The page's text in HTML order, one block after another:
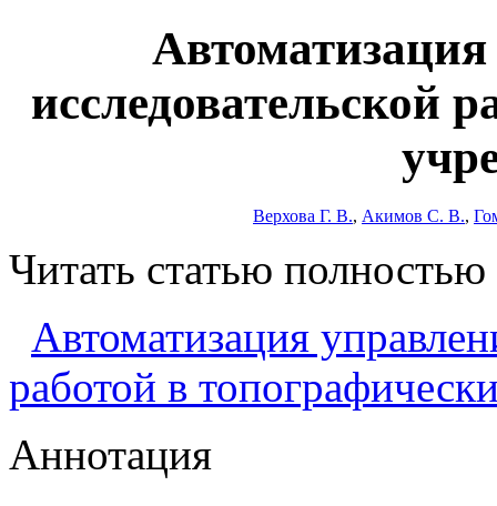
исследовательской
Верхова Г. В., Акимов С. В.,
Читать статью полностью
Автоматизация
работой в
Аннотация